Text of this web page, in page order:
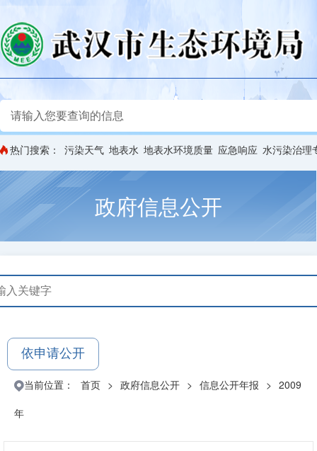
热门搜索： 污染天气 地表水 地表水环境质量 应急响应 水污染治理
政府信息公开
依申请公开
当前位置： 首页 > 政府信息公开 > 信息公开年报 > 2009
年